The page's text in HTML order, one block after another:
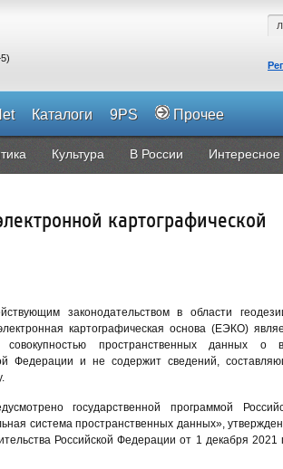
Каталоги 9PS Прочее
Культура В России Интересное
картографической
законодательством в области
картографическая основа (ЕЭКО)
совокупностью пространственных данных о
Федерации и не содержит сведений,
государственной программой
система пространственных данных»,
Российской Федерации от 1 декабря 2021